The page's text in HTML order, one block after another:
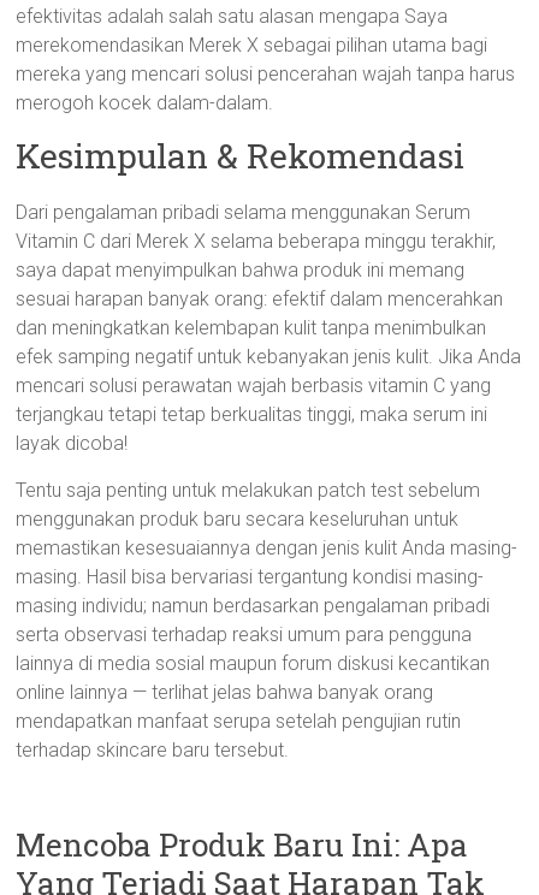
efektivitas adalah salah satu alasan mengapa Saya
merekomendasikan Merek X sebagai pilihan utama bagi
mereka yang mencari solusi pencerahan wajah tanpa harus
merogoh kocek dalam-dalam.
Kesimpulan & Rekomendasi
Dari pengalaman pribadi selama menggunakan Serum
Vitamin C dari Merek X selama beberapa minggu terakhir,
saya dapat menyimpulkan bahwa produk ini memang
sesuai harapan banyak orang: efektif dalam mencerahkan
dan meningkatkan kelembapan kulit tanpa menimbulkan
efek samping negatif untuk kebanyakan jenis kulit. Jika Anda
mencari solusi perawatan wajah berbasis vitamin C yang
terjangkau tetapi tetap berkualitas tinggi, maka serum ini
layak dicoba!
Tentu saja penting untuk melakukan patch test sebelum
menggunakan produk baru secara keseluruhan untuk
memastikan kesesuaiannya dengan jenis kulit Anda masing-
masing. Hasil bisa bervariasi tergantung kondisi masing-
masing individu; namun berdasarkan pengalaman pribadi
serta observasi terhadap reaksi umum para pengguna
lainnya di media sosial maupun forum diskusi kecantikan
online lainnya — terlihat jelas bahwa banyak orang
mendapatkan manfaat serupa setelah pengujian rutin
terhadap skincare baru tersebut.
Mencoba Produk Baru Ini: Apa
Yang Terjadi Saat Harapan Tak